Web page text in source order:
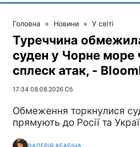
Головна » Новини » У світі
Туреччина
суден у Чорне море
сплеск атак, -
17:34 08.08.2026 Сб
Обмеження торкнулися
прямують до Росії та